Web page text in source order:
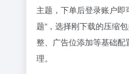
主题，下单后登录账户即
题”，选择刚下载的压缩
整、广告位添加等基础
理。